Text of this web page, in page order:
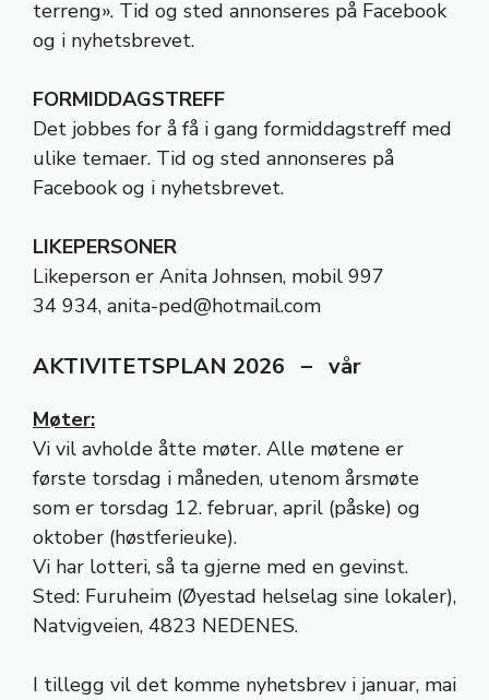
terreng». Tid og sted annonseres på Facebook
og i nyhetsbrevet.
FORMIDDAGSTREFF
Det jobbes for å få i gang formiddagstreff med
ulike temaer. Tid og sted annonseres på
Facebook og i nyhetsbrevet.
LIKEPERSONER
Likeperson er Anita Johnsen, mobil 997
34 934, anita-ped@hotmail.com
AKTIVITETSPLAN 2026 – vår
Møter:
Vi vil avholde åtte møter. Alle møtene er
første torsdag i måneden, utenom årsmøte
som er torsdag 12. februar, april (påske) og
oktober (høstferieuke).
Vi har lotteri, så ta gjerne med en gevinst.
Sted: Furuheim (Øyestad helselag sine lokaler),
Natvigveien, 4823 NEDENES.
I tillegg vil det komme nyhetsbrev i januar, mai